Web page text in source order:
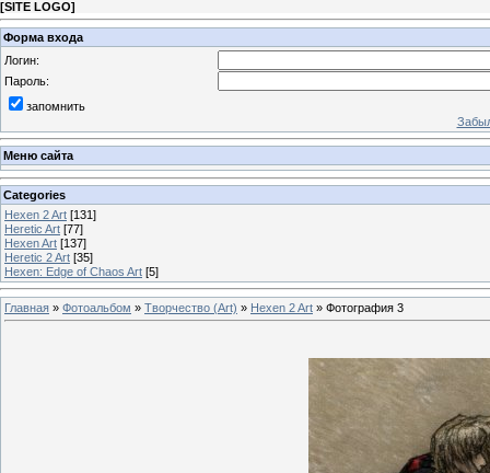
[SITE LOGO]
Форма входа
Логин:
Пароль:
запомнить
Меню сайта
Categories
Hexen 2 Art [131]
Heretic Art [77]
Hexen Art [137]
Heretic 2 Art [35]
Hexen: Edge of Chaos Art [5]
Главная » Фотоальбом » Творчество (Art) » Hexen 2 Art » Фотография 3